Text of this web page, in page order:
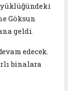
Göksun
geldi.
edecek.
binalara